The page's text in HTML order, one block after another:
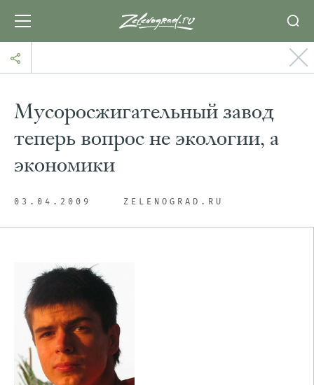
Мусоросжигательный завод
теперь вопрос не экологии, а
экономики
03.04.2009 ZELENOGRAD.RU